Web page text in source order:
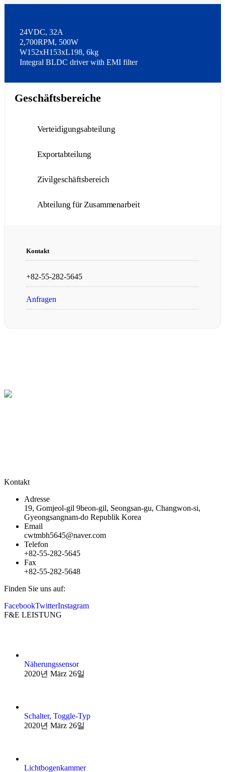
24VDC, 32A
2,700RPM, 500W
W152xH153xL198, 6kg
Integral BLDC driver with EMI filter
Geschäftsbereiche
Verteidigungsabteilung
Exportabteilung
Zivilgeschäftsbereich
Abteilung für Zusammenarbeit
Kontakt
+82-55-282-5645
Anfragen
Kontakt
Adresse
19, Gomjeol-gil 9beon-gil, Seongsan-gu, Changwon-si,
Gyeongsangnam-do Republik Korea
Email
cwtmbh5645@naver.com
Telefon
+82-55-282-5645
Fax
+82-55-282-5648
Finden Sie uns auf:
FacebookTwitterInstagram
F&E LEISTUNG
Näherungssensor
2020년 März 26일
Schalter, Toggle-Typ
2020년 März 26일
Lichtbogenkammer